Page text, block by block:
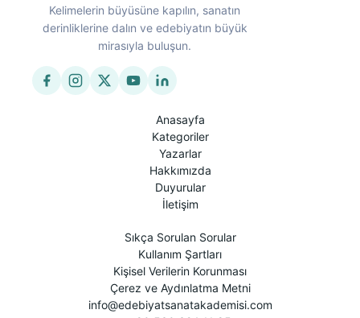
Kelimelerin büyüsüne kapılın, sanatın
derinliklerine dalın ve edebiyatın büyük
mirasıyla buluşun.
Anasayfa
Kategoriler
Yazarlar
Hakkımızda
Duyurular
İletişim
Sıkça Sorulan Sorular
Kullanım Şartları
Kişisel Verilerin Korunması
Çerez ve Aydınlatma Metni
info@edebiyatsanatakademisi.com